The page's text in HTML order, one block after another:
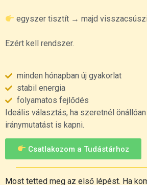
egyszer tisztít → majd
Ezért kell rendszer.
minden hónapban új gyakorlat
stabil energia
folyamatos fejlődés
Ideális választás, ha szeretnél
iránymutatást is kapni.
Csatlakozom a Tudástárhoz
Most tetted meg az első lépést. Ha